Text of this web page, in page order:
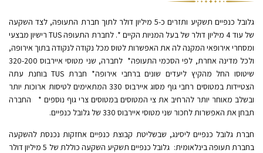
גלובל כנפיים תשקיע ותזרים כ-5 מיליון דולר לתוך חברת התעופה, לצד השקעה
של עוד 4 מיליון דולר של בעל המניות הקיים *. לחברת התעופה TUS רישיון מבצעי
ומסחרי אירופאי המקנה לה את האפשרות לטוס מכל נקודה לנקודה בתוך אירופה,
ולכל מדינה אחרת, לפי הסכמי התעופה* לחברה, שני מטוסי איירבוס 320-200
שיטוסו החל מהקיץ ליעדים שונים ברחבי אירופה* חברת TUS בוחנת עתה
הצטיידות במטוסים רחבי גוף מסוג איירבוס 330 המתאימים לטיסות ארוכות יותר
ובשלב מאוחר יותר להרחיב את צי המטוסים במטוסים צרי גוף נוספים * החברה
תבחן את האפשרות לחכור שני מטוסי איירבוס 330 של גלובל כנפיים.
חברת גלובל כנפיים ליסינג, שבשליטת קבוצת כנפיים אחזקות נכנסת להשקעה
בחברת תעופה בינלאומית: גלובל כנפיים תשקיע השקעה כוללת של 5 מיליון דולר